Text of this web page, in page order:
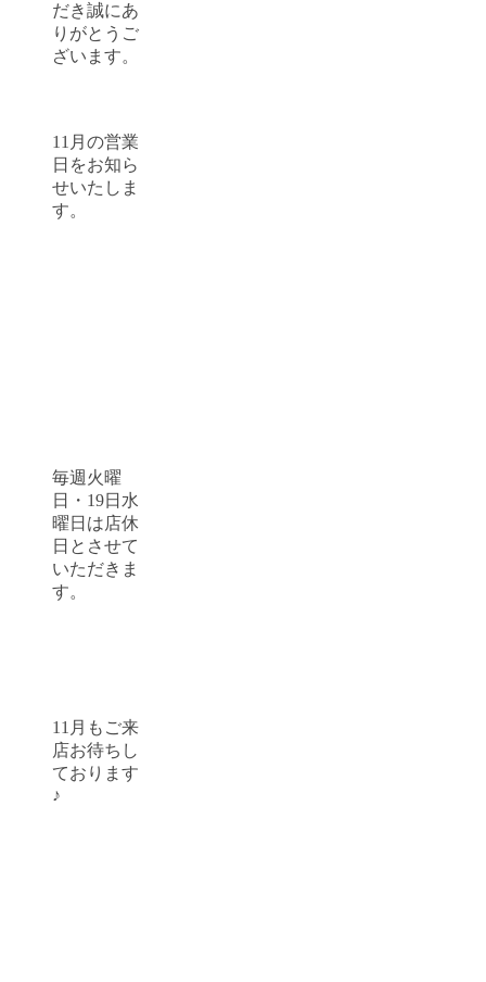
だき誠にあ
りがとうご
ざいます。
11月の営業
日をお知ら
せいたしま
す。
毎週火曜
日・19日水
曜日は店休
日とさせて
いただきま
す。
11月もご来
店お待ちし
ております
♪